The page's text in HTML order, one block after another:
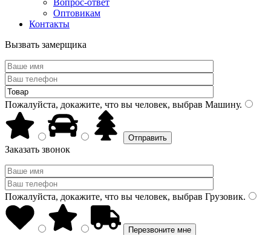
Вопрос-ответ
Оптовикам
Контакты
Вызвать замерщика
Пожалуйста, докажите, что вы человек, выбрав Машину.
Заказать звонок
Пожалуйста, докажите, что вы человек, выбрав Грузовик.